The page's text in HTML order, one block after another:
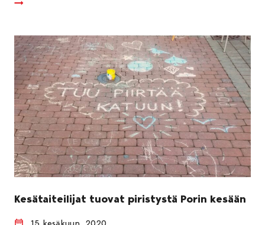
Kesätaiteilijat tuovat piristystä Porin kesään